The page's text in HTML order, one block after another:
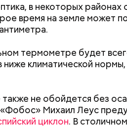
в некоторых районах
время на земле может
термометре будет
ниже климатической
не обойдется без
Михаил Леус
циклон. В
день
вместо